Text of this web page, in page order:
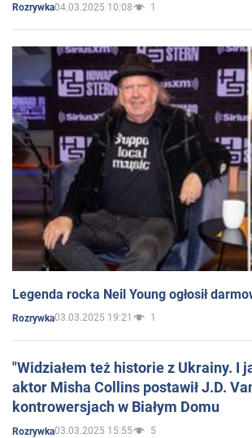
Rozrywka04.03.2025 10:08 1
Legenda rocka Neil Young ogłosił
Rozrywka03.03.2025 19:21 1
"Widziałem też historie z Ukrainy. I
aktor Misha Collins postawił J.D.
kontrowersjach w Białym Domu
Rozrywka03.03.2025 15:55 5